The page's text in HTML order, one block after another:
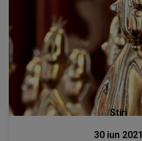
Stiri
30 iun 2021